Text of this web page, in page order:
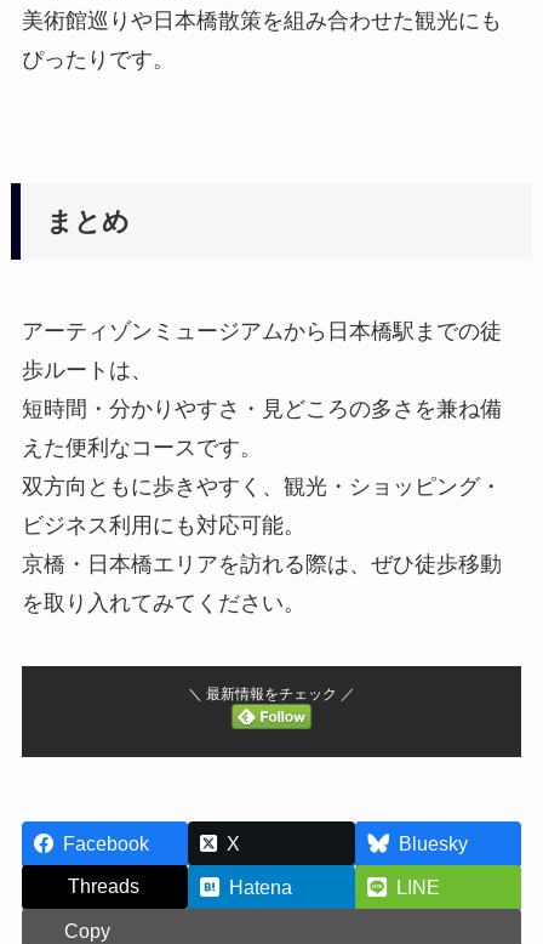
美術館巡りや日本橋散策を組み合わせた観光にも
ぴったりです。
まとめ
アーティゾンミュージアムから日本橋駅までの徒
歩ルートは、
短時間・分かりやすさ・見どころの多さを兼ね備
えた便利なコースです。
双方向ともに歩きやすく、観光・ショッピング・
ビジネス利用にも対応可能。
京橋・日本橋エリアを訪れる際は、ぜひ徒歩移動
を取り入れてみてください。
＼ 最新情報をチェック ／
Facebook X
Bluesky
Threads
Hatena
LINE
Copy